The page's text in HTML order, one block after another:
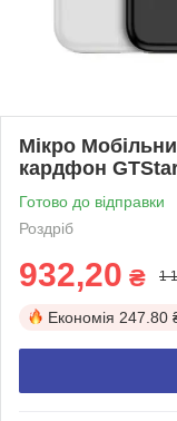
Мікро
кардфон
Готово до відправки
Роздріб
932,20 ₴ 1
Економія 247.80